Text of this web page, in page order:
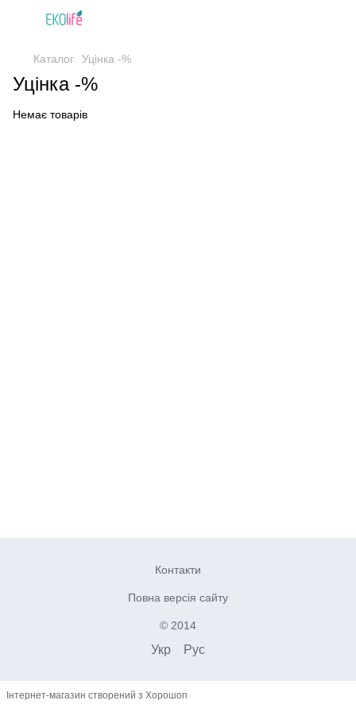
Каталог Уцінка -%
Уцінка -%
Немає товарів
Контакти
Повна версія сайту
© 2014
Укр Рус
Інтернет-магазин створений з Хорошоп